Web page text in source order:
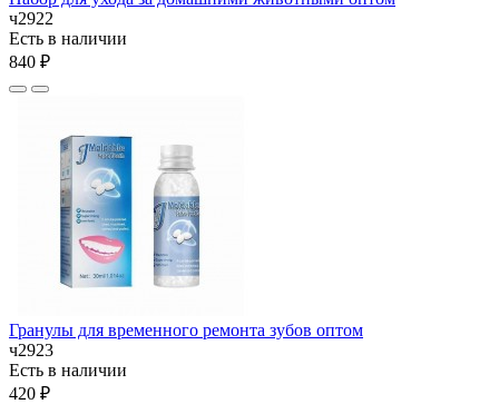
ч2922
Есть в наличии
840 ₽
Гранулы для временного ремонта зубов оптом
ч2923
Есть в наличии
420 ₽